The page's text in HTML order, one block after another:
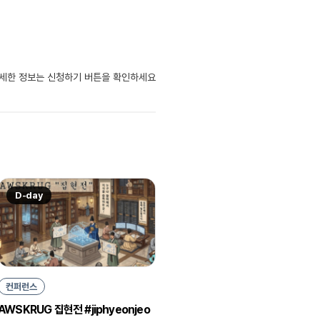
정보는 신청하기 버튼을 확인하세요
D-day
컨퍼런스
집현전 #jiphyeonjeo